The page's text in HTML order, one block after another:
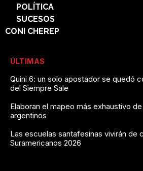
POLÍTICA
SUCESOS
CONI CHEREP
ÚLTIMAS
Quini 6: un solo apostador se quedó
del Siempre Sale
Elaboran el mapeo más exhaustivo
argentinos
Las escuelas santafesinas vivirán de
Suramericanos 2026